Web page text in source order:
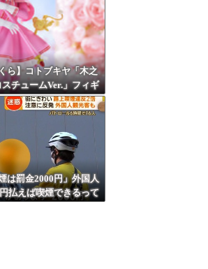
ら】コトブキヤ「木之
チュームVer.」フィギ
は罰金2000円」外国人
払えば喫煙できるって